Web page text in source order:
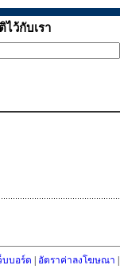
ไว้กับเรา
บบอร์ด | อัตราค่าลงโฆษณา |